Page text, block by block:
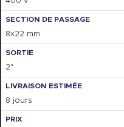
8x22 mm
2"
8 jours